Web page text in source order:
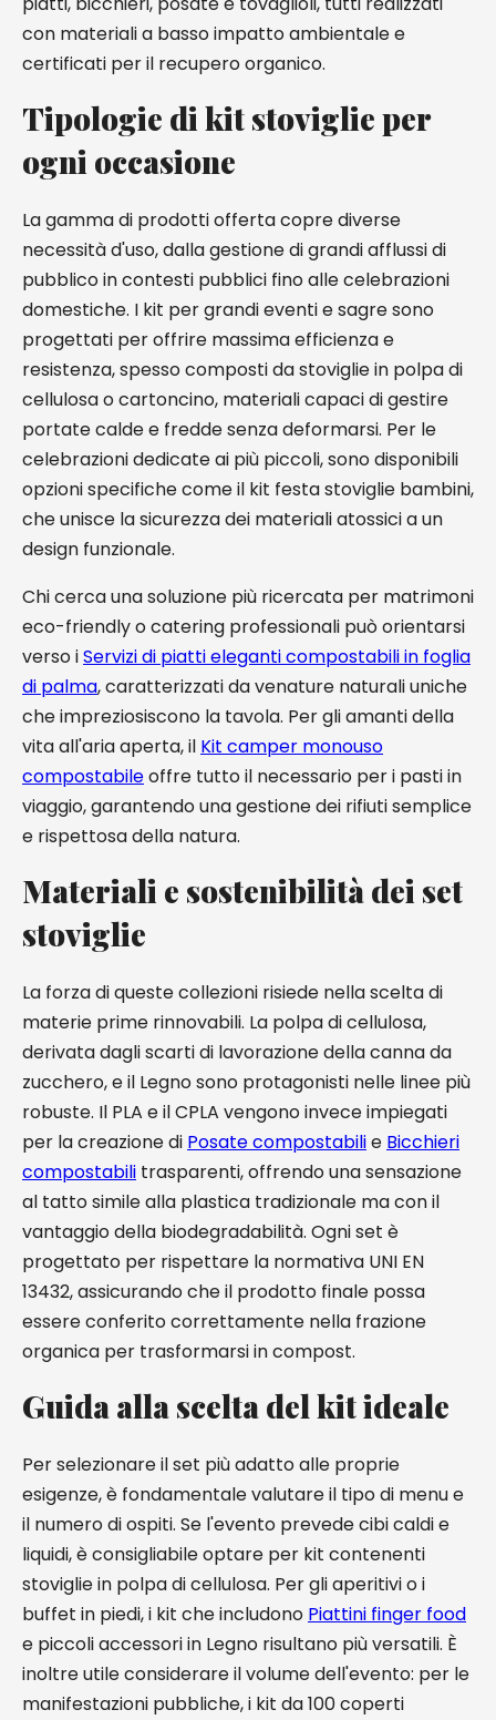
con materiali a basso impatto ambientale e
certificati per il recupero organico.
Tipologie di kit stoviglie per
ogni occasione
La gamma di prodotti offerta copre diverse
necessità d'uso, dalla gestione di grandi afflussi di
pubblico in contesti pubblici fino alle celebrazioni
domestiche. I kit per grandi eventi e sagre sono
progettati per offrire massima efficienza e
resistenza, spesso composti da stoviglie in polpa di
cellulosa o cartoncino, materiali capaci di gestire
portate calde e fredde senza deformarsi. Per le
celebrazioni dedicate ai più piccoli, sono disponibili
opzioni specifiche come il kit festa stoviglie bambini,
che unisce la sicurezza dei materiali atossici a un
design funzionale.
Chi cerca una soluzione più ricercata per matrimoni
eco-friendly o catering professionali può orientarsi
verso iServizi di piatti eleganti compostabili in foglia
di palma, caratterizzati da venature naturali uniche
che impreziosiscono la tavola. Per gli amanti della
vita all'aria aperta, il Kit camper monouso
compostabileoffre tutto il necessario per i pasti in
viaggio, garantendo una gestione dei rifiuti semplice
e rispettosa della natura.
Materiali e sostenibilità dei set
stoviglie
La forza di queste collezioni risiede nella scelta di
materie prime rinnovabili. La polpa di cellulosa,
derivata dagli scarti di lavorazione della canna da
zucchero, e il Legno sono protagonisti nelle linee più
robuste. Il PLA e il CPLA vengono invece impiegati
per la creazione di Posate compostabilie Bicchieri
compostabili trasparenti, offrendo una sensazione
al tatto simile alla plastica tradizionale ma con il
vantaggio della biodegradabilità. Ogni set è
progettato per rispettare la normativa UNI EN
13432, assicurando che il prodotto finale possa
essere conferito correttamente nella frazione
organica per trasformarsi in compost.
Guida alla scelta del kit ideale
Per selezionare il set più adatto alle proprie
esigenze, è fondamentale valutare il tipo di menu e
il numero di ospiti. Se l'evento prevede cibi caldi e
liquidi, è consigliabile optare per kit contenenti
stoviglie in polpa di cellulosa. Per gli aperitivi o i
buffet in piedi, i kit che includono Piattini finger food
e piccoli accessori in Legno risultano più versatili. È
inoltre utile considerare il volume dell'evento: per le
manifestazioni pubbliche, i kit da 100 coperti